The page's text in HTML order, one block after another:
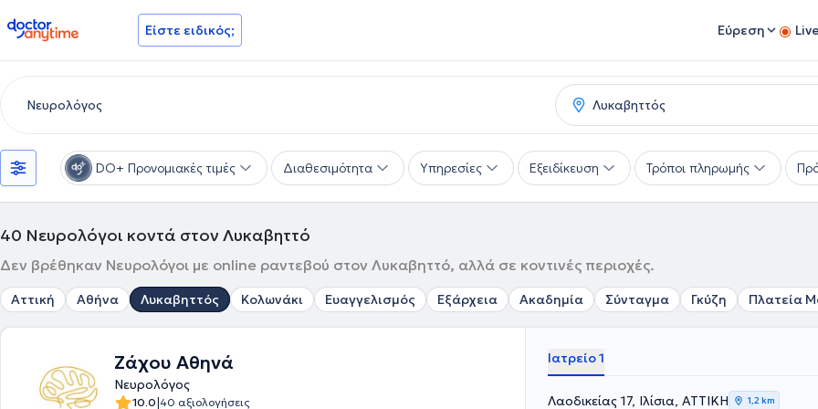
doctoranytime Είστε ειδικός; Εύρεση
DO+ Προνομιακές τιμές Διαθεσιμότητα Υπηρεσίες Εξειδίκευση Τρόποι πληρωμής
40 Νευρολόγοι κοντά στον Λυκαβηττό
Δεν βρέθηκαν Νευρολόγοι με online ραντεβού στον Λυκαβηττό, αλλά σε κοντινές περιοχές.
Αττική Αθήνα Λυκαβηττός Κολωνάκι Ευαγγελισμός Εξάρχεια Ακαδημία Σύνταγμα Γκύζη Πλατεία
Ζάχου Αθηνά
Νευρολόγος
10.0|40 αξιολογήσεις
Ιατρείο 1
Λαοδικείας 17, Ιλίσια, ΑΤΤΙΚΗ 1,2 km